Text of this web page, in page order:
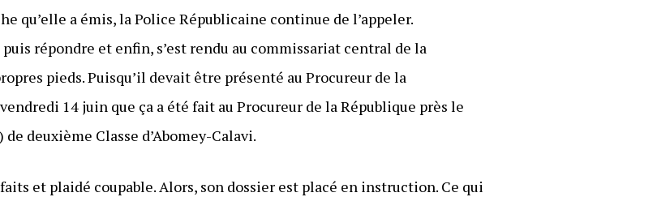
qu’elle a émis, la Police Républicaine continue de l’appeler.
répondre et enfin, s’est rendu au commissariat central de la
pieds. Puisqu’il devait être présenté au Procureur de la
14 juin que ça a été fait au Procureur de la République près le
deuxième Classe d’Abomey-Calavi.
et plaidé coupable. Alors, son dossier est placé en instruction. Ce qui